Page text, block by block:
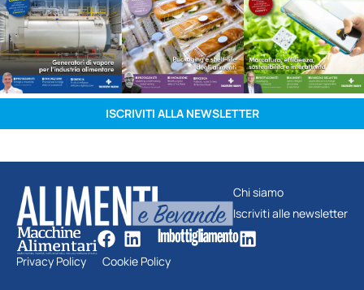
ISCRIVITI ALLA NEWSLETTER
Chi siamo
Iscriviti alle newsletter
Privacy Policy Cookie Policy